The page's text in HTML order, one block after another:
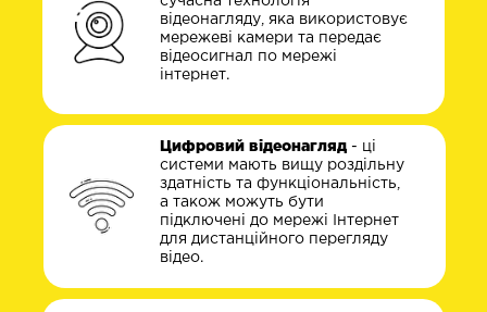
відеонагляду, яка використовує
мережеві камери та передає
відеосигнал по мережі
інтернет.
Цифровий відеонагляд- ці
системи мають вищу роздільну
здатність та функціональність,
а також можуть бути
підключені до мережі Інтернет
для дистанційного перегляду
відео.